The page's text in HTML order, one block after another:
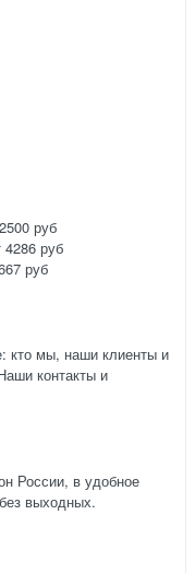
руб
4286 руб
руб
кто мы, наши клиенты и
контакты и
России, в удобное
выходных.